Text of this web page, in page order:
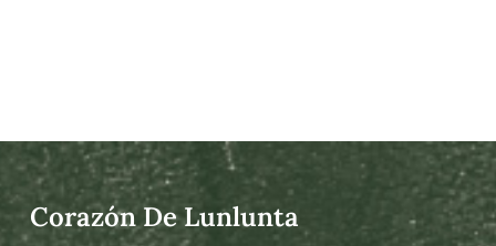
Corazón De Lunlunta